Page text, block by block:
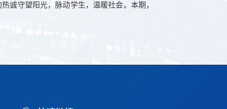
守望阳光，脉动学生，温暖社会。本期，